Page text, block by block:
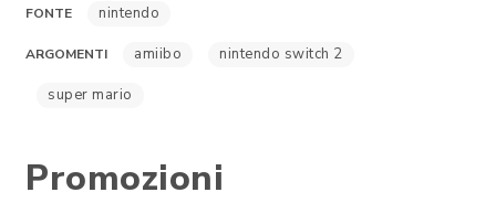
FONTE nintendo
ARGOMENTI amiibo nintendo switch 2
super mario
Promozioni